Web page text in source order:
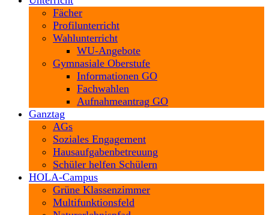
Fächer
Profilunterricht
Wahlunterricht
WU-Angebote
Gymnasiale Oberstufe
Informationen GO
Fachwahlen
Aufnahmeantrag GO
Ganztag
AGs
Soziales Engagement
Hausaufgabenbetreuung
Schüler helfen Schülern
HOLA-Campus
Grüne Klassenzimmer
Multifunktionsfeld